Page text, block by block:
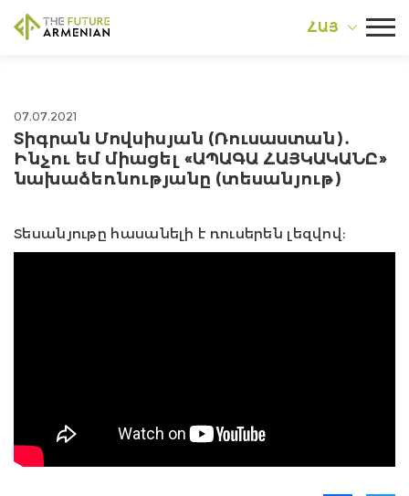
ՀԱՅ
07.07.2021
Տիգրան Մովսիսյան (Ռուսաստան)․
Ինչու եմ միացել «ԱՊԱԳԱ ՀԱՅԿԱԿԱՆԸ»
նախաձեռնությանը (տեսանյութ)
Տեսանյութը հասանելի է ռուսերեն լեզվով։